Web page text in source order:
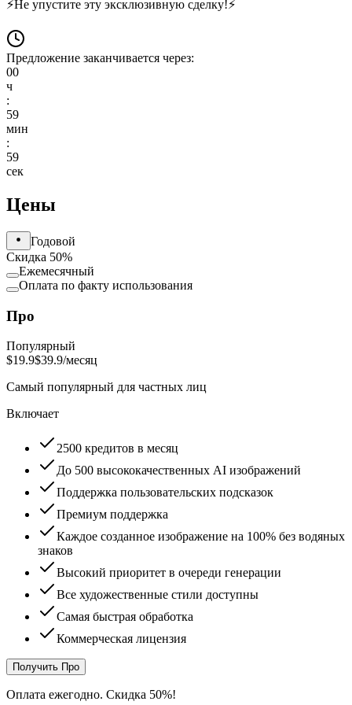
⚡Не упустите эту эксклюзивную сделку!⚡
Предложение заканчивается через:
00
ч
:
59
мин
:
59
сек
Цены
Годовой
Скидка 50%
Ежемесячный
Оплата по факту использования
Про
Популярный
$19.9$39.9/месяц
Самый популярный для частных лиц
Включает
2500 кредитов в месяц
До 500 высококачественных AI изображений
Поддержка пользовательских подсказок
Премиум поддержка
Каждое созданное изображение на 100% без водяных
знаков
Высокий приоритет в очереди генерации
Все художественные стили доступны
Самая быстрая обработка
Коммерческая лицензия
Получить Про
Оплата ежегодно. Скидка 50%!